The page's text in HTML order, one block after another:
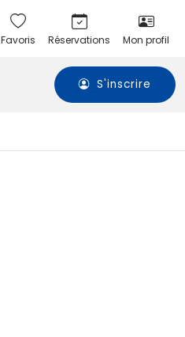
Favoris Réservations Mon profil
S'inscrire